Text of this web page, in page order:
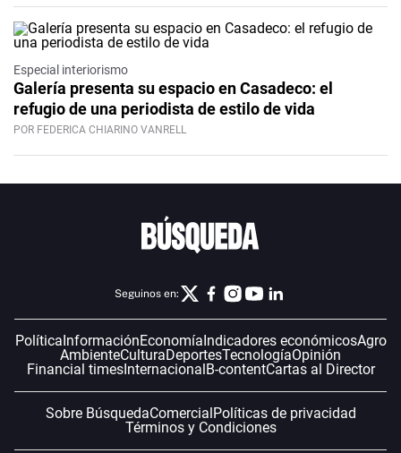
Especial interiorismo
Galería presenta su espacio en Casadeco: el
refugio de una periodista de estilo de vida
POR FEDERICA CHIARINO VANRELL
Seguinos en:
PolíticaInformaciónEconomíaIndicadores económicosAgro
AmbienteCulturaDeportesTecnologíaOpinión
Financial timesInternacionalB-contentCartas al Director
Sobre BúsquedaComercialPolíticas de privacidad
Términos y Condiciones